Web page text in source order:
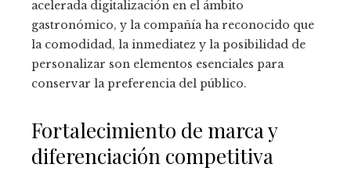
acelerada digitalización en el ámbito
gastronómico, y la compañía ha reconocido que
la comodidad, la inmediatez y la posibilidad de
personalizar son elementos esenciales para
conservar la preferencia del público.
Fortalecimiento de marca y
diferenciación competitiva